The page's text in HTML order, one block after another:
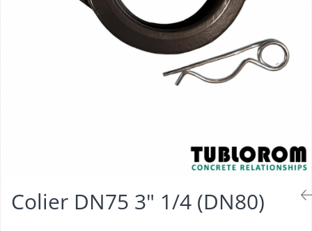
Colier DN75 3" 1/4 (DN80)